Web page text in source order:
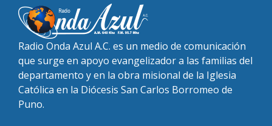
Radio Onda Azul A.C. es un medio de comunicación
que surge en apoyo evangelizador a las familias del
departamento y en la obra misional de la Iglesia
Católica en la Diócesis San Carlos Borromeo de
Puno.